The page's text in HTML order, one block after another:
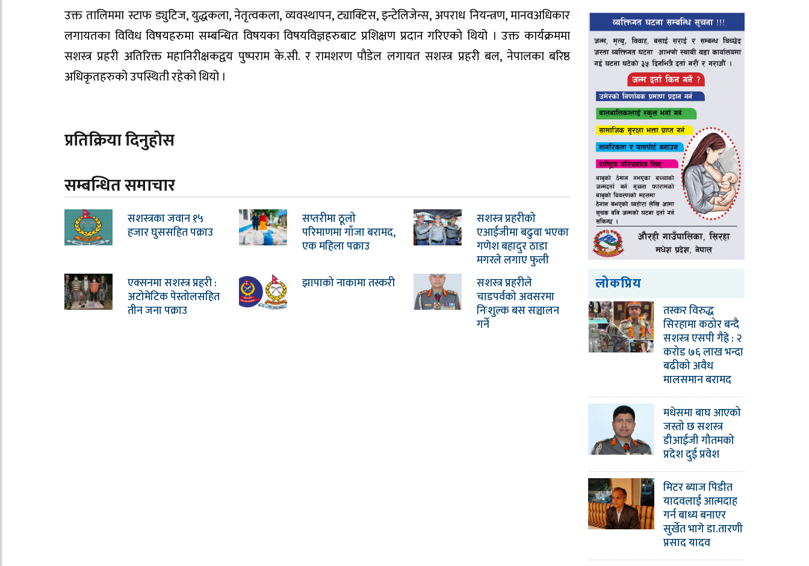
उक्त तालिममा स्टाफ ड्युटिज, युद्धकला, नेतृत्वकला, व्यवस्थापन, ट्याक्टिस, इन्टेलिजेन्स, अपराध नियन्त्रण, मानवअधिकार
लगायतका विविध विषयहरुमा सम्बन्धित विषयका विषयविज्ञहरुबाट प्रशिक्षण प्रदान गरिएको थियो । उक्त कार्यक्रममा
सशस्त्र प्रहरी अतिरिक्त महानिरीक्षकद्वय पुष्पराम के.सी. र रामशरण पौडेल लगायत सशस्त्र प्रहरी बल, नेपालका बरिष्ठ
अधिकृतहरुको उपस्थिती रहेको थियो ।
प्रतिक्रिया दिनुहोस
सम्बन्धित समाचार
सशस्त्रका जवान १५
हजार घुससहित पक्राउ
सप्तरीमा ठूलो
परिमाणमा गाँजा बरामद,
एक महिला पक्राउ
सशस्त्र प्रहरीको
एआईजीमा बढुवा भएका
गणेश बहादुर ठाडा
मगरले लगाए फुली
एक्सनमा सशस्त्र प्रहरी :
अटोमेटिक पेस्तोलसहित
तीन जना पक्राउ
झापाको नाकामा तस्करी सशस्त्र प्रहरीले
चाडपर्वको अवसरमा
निःशुल्क बस सञ्चालन
गर्ने
लोकप्रिय
तस्कर विरुद्ध
सिरहामा कठोर बन्दै
सशस्त्र एसपी गैह्रे : २
करोड ७६ लाख भन्दा
बढीको अवैध
मालसमान बरामद
मधेसमा बाघ आएको
जस्तो छ सशस्त्र
डीआईजी गौतमको
प्रदेश दुई प्रवेश
मिटर ब्याज पिडीत
यादवलाई आत्मदाह
गर्न बाध्य बनाएर
सुर्खेत भागे डा.तारणी
प्रसाद यादव